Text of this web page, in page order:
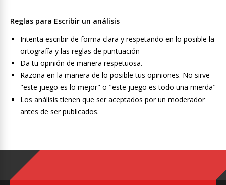
Reglas para Escribir un análisis
Intenta escribir de forma clara y respetando en lo posible la
ortografía y las reglas de puntuación
Da tu opinión de manera respetuosa.
Razona en la manera de lo posible tus opiniones. No sirve
"este juego es lo mejor" o "este juego es todo una mierda"
Los análisis tienen que ser aceptados por un moderador
antes de ser publicados.